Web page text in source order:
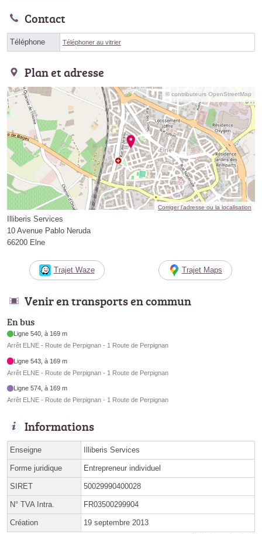
Contact
Téléphone Téléphoner au vitrier
Plan et adresse
© contributeurs OpenStreetMap
Corriger l’adresse ou la localisation
Illiberis Services
10 Avenue Pablo Neruda
66200 Elne
Trajet Waze Trajet Maps
Venir en transports en commun
En bus
Ligne 540, à 169 m
Arrêt ELNE - Route de Perpignan - 1 Route de Perpignan
Ligne 543, à 169 m
Arrêt ELNE - Route de Perpignan - 1 Route de Perpignan
Ligne 574, à 169 m
Arrêt ELNE - Route de Perpignan - 1 Route de Perpignan
Informations
Enseigne Illiberis Services
Forme juridique Entrepreneur individuel
SIRET 50029990400028
N° TVA Intra. FR03500299904
Création 19 septembre 2013